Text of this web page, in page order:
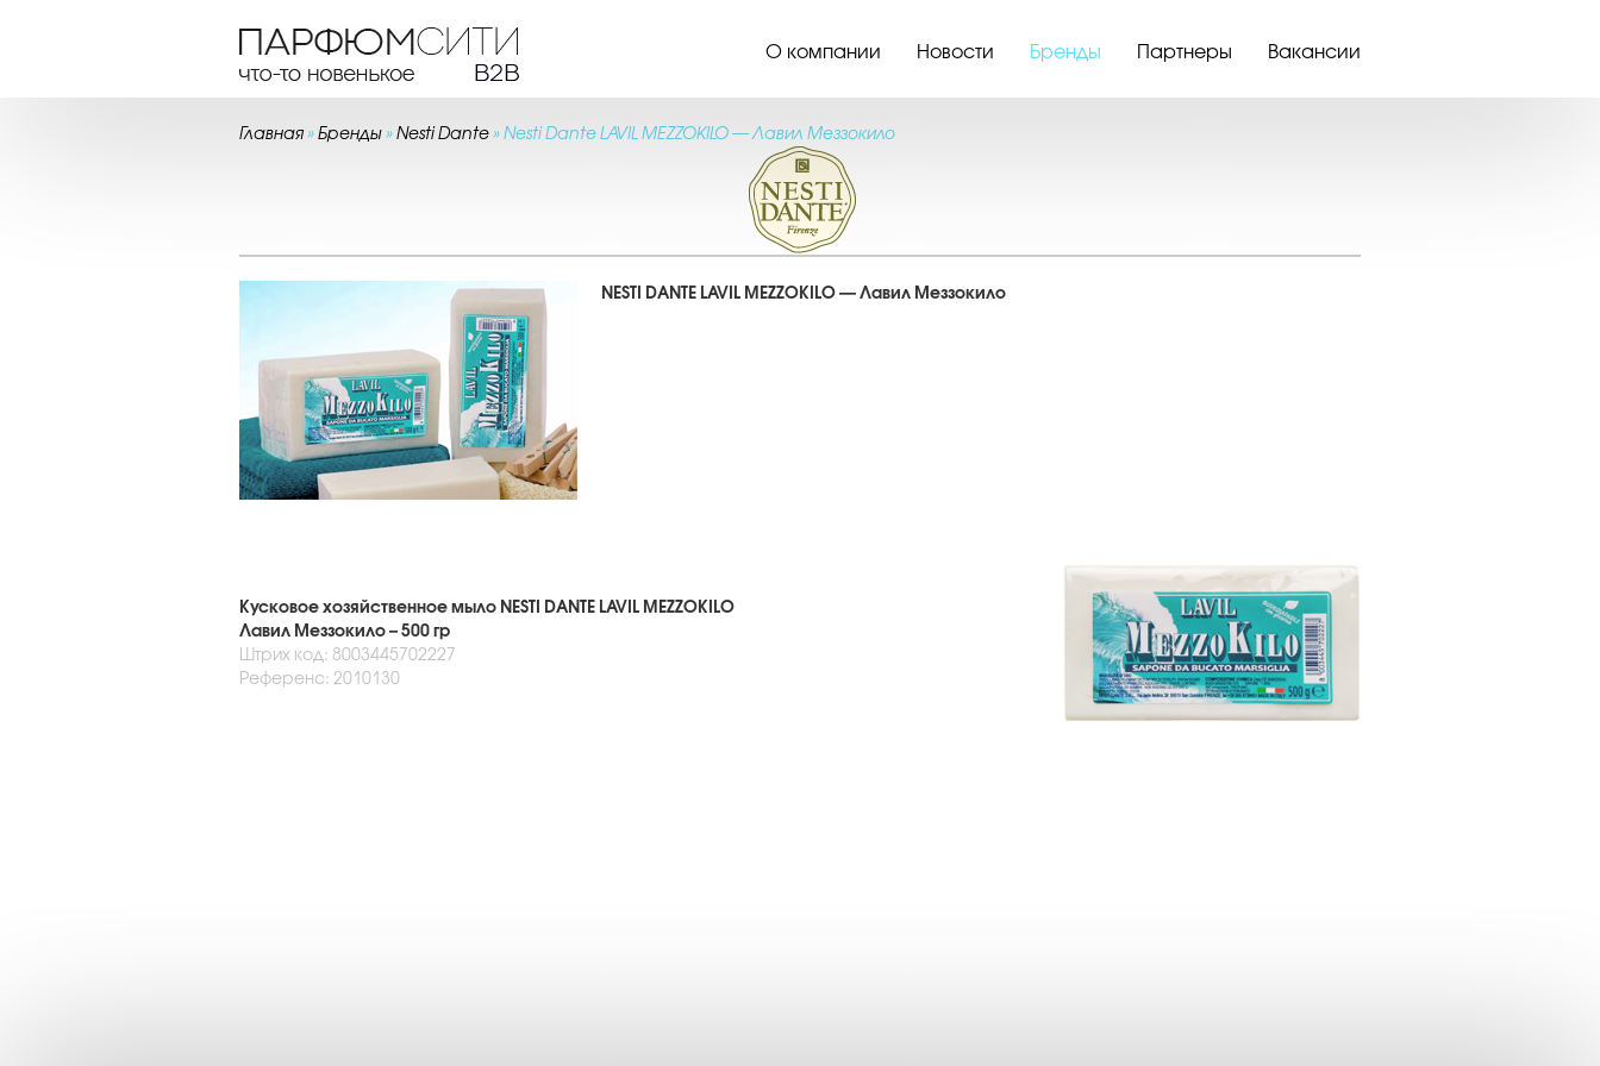
О компании Новости Бренды Партнеры Вакансии
Главная»Бренды»Nesti Dante»Nesti Dante LAVIL MEZZOKILO — Лавил Меззокило
NESTI DANTE LAVIL MEZZOKILO — Лавил Меззокило
Кусковое хозяйственное мыло NESTI DANTE LAVIL MEZZOKILO
Лавил Меззокило – 500 гр
Штрих код: 8003445702227
Референс: 2010130